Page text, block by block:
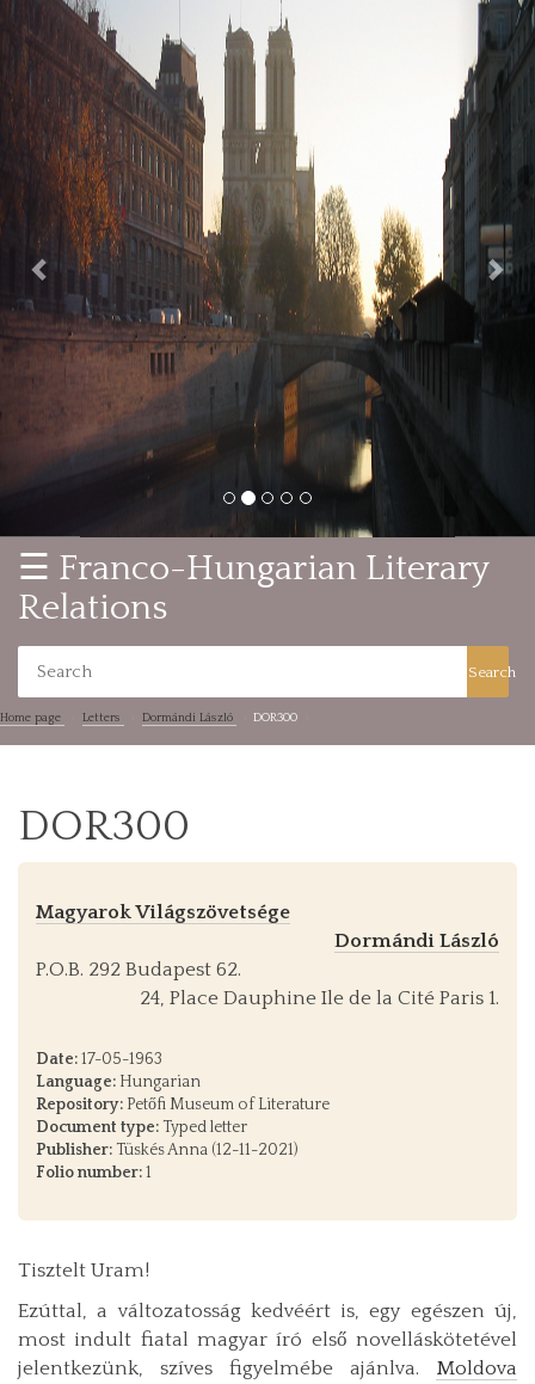
Previous
☰ Franco-Hungarian Literary
Relations
Search
Home page Letters Dormándi László DOR300
DOR300
Magyarok Világszövetsége
Dormándi László
P.O.B. 292 Budapest 62.
24, Place Dauphine Ile de la Cité Paris 1.
Date:17-05-1963
Language: Hungarian
Repository: Petőfi Museum of Literature
Document type: Typed letter
Publisher: Tüskés Anna (12-11-2021)
Folio number:1
Tisztelt Uram!
Ezúttal, a változatosság kedvéért is, egy egészen új,
most indult fiatal magyar író első novelláskötetével
jelentkezünk, szíves figyelmébe ajánlva. Moldova